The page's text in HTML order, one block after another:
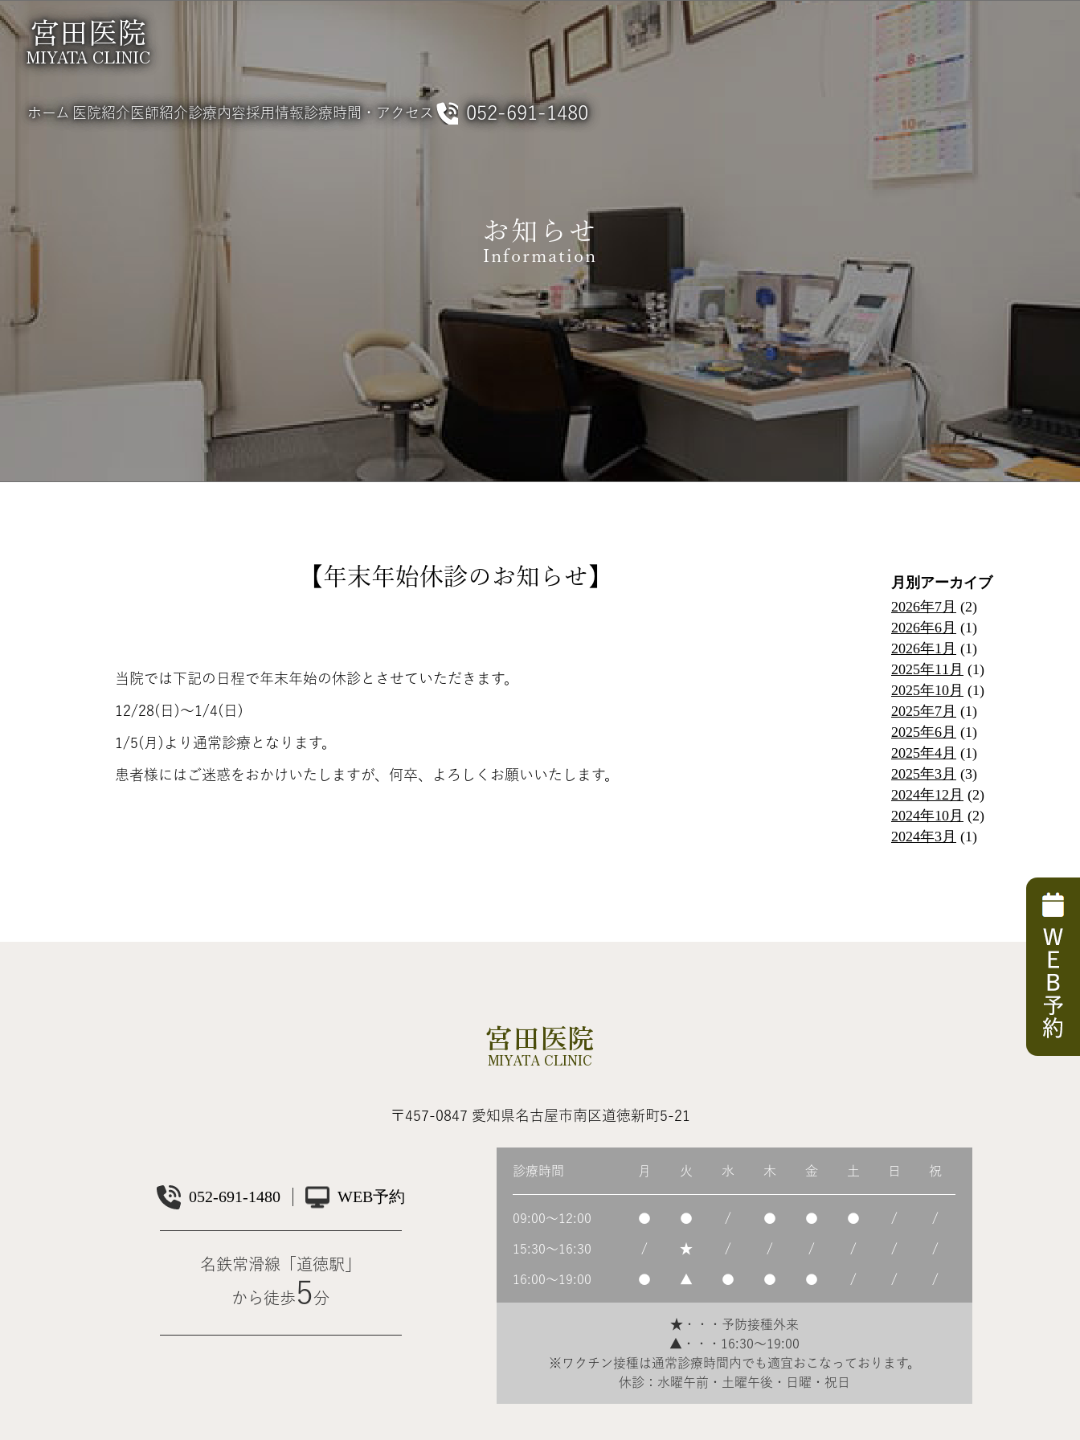
宮田医院
MIYATA CLINIC
ホーム 医院紹介 医師紹介診療内容採用情報診療時間・アクセス 052-691-1480
お知らせ
Information
【年末年始休診のお知らせ】
当院では下記の日程で年末年始の休診とさせていただきます。
12/28(日)～1/4(日)
1/5(月)より通常診療となります。
患者様にはご迷惑をおかけいたしますが、何卒、よろしくお願いいたします。
月別アーカイブ
2026年7月 (2)
2026年6月 (1)
2026年1月 (1)
2025年11月 (1)
2025年10月 (1)
2025年7月 (1)
2025年6月 (1)
2025年4月 (1)
2025年3月 (3)
2024年12月 (2)
2024年10月 (2)
2024年3月 (1)
宮田医院
MIYATA CLINIC
〒457-0847 愛知県名古屋市南区道徳新町5-21
052-691-1480 WEB予約
名鉄常滑線「道徳駅」
から徒歩 5分
診療時間 月 火 水 木 金 土 日 祝
09:00～12:00 ● ● / ● ● ● / /
15:30～16:30 / ★ / / / / / /
16:00～19:00 ● ▲ ● ● ● / / /
★・・・予防接種外来
▲・・・16:30～19:00
※ワクチン接種は通常診療時間内でも適宜おこなっております。
休診：水曜午前・土曜午後・日曜・祝日